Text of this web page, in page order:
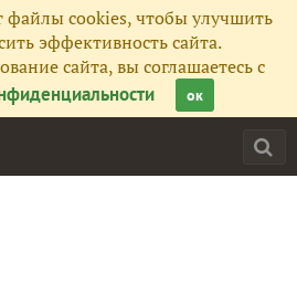
файлы cookies, чтобы улучшить
эффективность сайта.
сайта, вы соглашаетесь с
ок